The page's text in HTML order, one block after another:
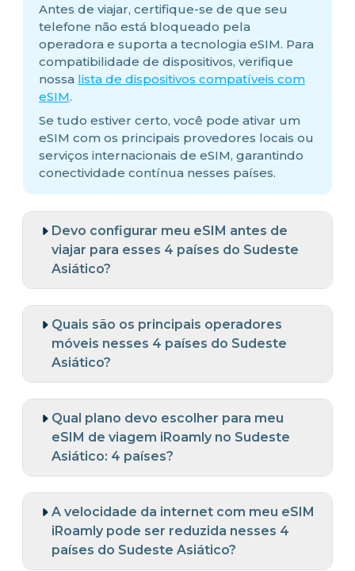
Antes de viajar, certifique-se de que seu
telefone não está bloqueado pela
operadora e suporta a tecnologia eSIM. Para
compatibilidade de dispositivos, verifique
nossa lista de dispositivos compatíveis com
eSIM.
Se tudo estiver certo, você pode ativar um
eSIM com os principais provedores locais ou
serviços internacionais de eSIM, garantindo
conectividade contínua nesses países.
Devo configurar meu eSIM antes de
viajar para esses 4 países do Sudeste
Asiático?
Quais são os principais operadores
móveis nesses 4 países do Sudeste
Asiático?
Qual plano devo escolher para meu
eSIM de viagem iRoamly no Sudeste
Asiático: 4 países?
A velocidade da internet com meu eSIM
iRoamly pode ser reduzida nesses 4
países do Sudeste Asiático?